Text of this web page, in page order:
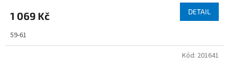
1 069 Kč DETAIL
59-61
Kód: 201641